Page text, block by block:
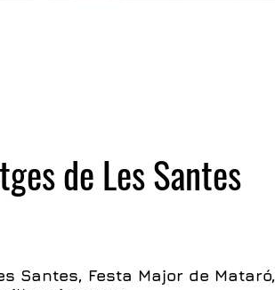
de Les Santes
Santes, Festa Major de Mataró,